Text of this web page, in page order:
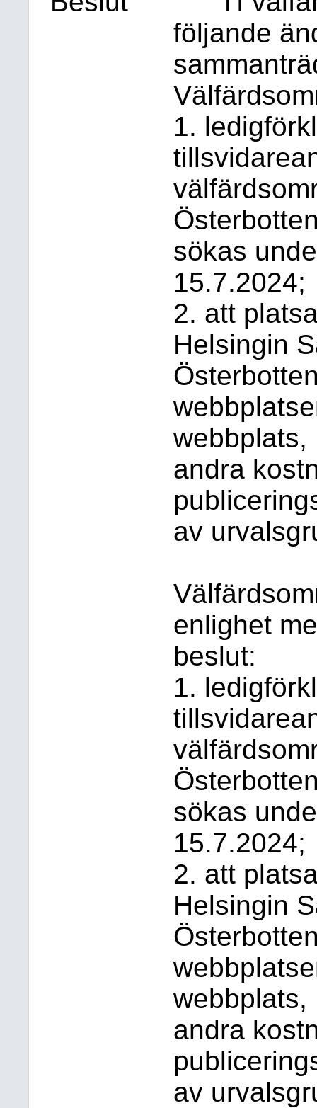
följande
1.
sökas
15.7.2024;
2. att
Helsingin
webbplats,
andra
av
enlighet
beslut:
1.
sökas
15.7.2024;
2. att
Helsingin
webbplats,
andra
av